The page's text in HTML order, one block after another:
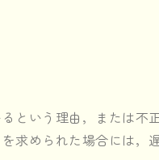
という理由，または不
求められた場合には，